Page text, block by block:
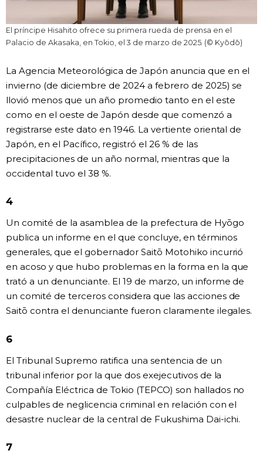
El príncipe Hisahito ofrece su primera rueda de prensa en el
Palacio de Akasaka, en Tokio, el 3 de marzo de 2025. (© Kyōdō)
La Agencia Meteorológica de Japón anuncia que en el
invierno (de diciembre de 2024 a febrero de 2025) se
llovió menos que un año promedio tanto en el este
como en el oeste de Japón desde que comenzó a
registrarse este dato en 1946. La vertiente oriental de
Japón, en el Pacífico, registró el 26 % de las
precipitaciones de un año normal, mientras que la
occidental tuvo el 38 %.
4
Un comité de la asamblea de la prefectura de Hyōgo
publica un informe en el que concluye, en términos
generales, que el gobernador Saitō Motohiko incurrió
en acoso y que hubo problemas en la forma en la que
trató a un denunciante. El 19 de marzo, un informe de
un comité de terceros considera que las acciones de
Saitō contra el denunciante fueron claramente ilegales.
6
El Tribunal Supremo ratifica una sentencia de un
tribunal inferior por la que dos exejecutivos de la
Compañía Eléctrica de Tokio (TEPCO) son hallados no
culpables de neglicencia criminal en relación con el
desastre nuclear de la central de Fukushima Dai-ichi.
7